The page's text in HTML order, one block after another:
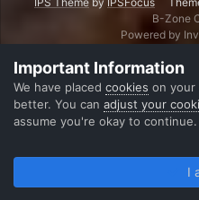
B-Zone
Powered by
Important Information
We have placed cookies on your
better. You can adjust your
assume you're okay to continue.
I